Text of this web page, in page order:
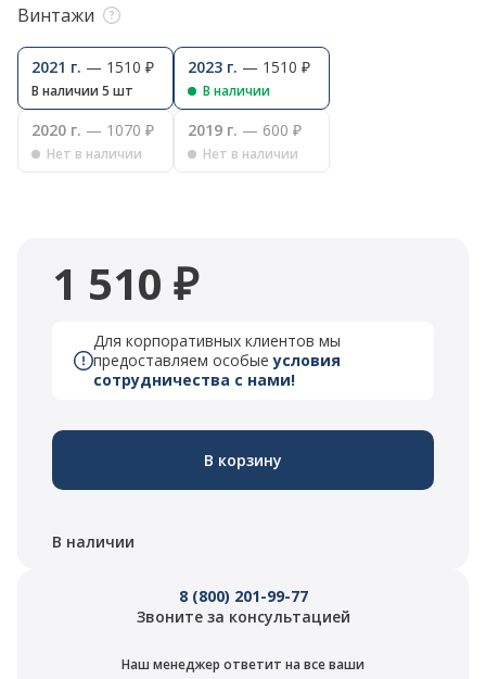
Винтажи
2021 г. — 1510 ₽
В наличии 5 шт
2023 г. — 1510 ₽
В наличии
2020 г. — 1070 ₽
Нет в наличии
2019 г. — 600 ₽
Нет в наличии
1 510 ₽
Для корпоративных клиентов мы
предоставляем особыеусловия
сотрудничества с нами!
В корзину
В наличии
8 (800) 201-99-77
Звоните за консультацией
Наш менеджер ответит на все ваши